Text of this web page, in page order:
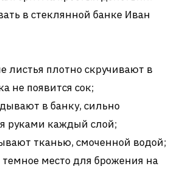
в стеклянной банке Иван
листья плотно скручивают в
не появится сок;
в банку, сильно
руками каждый слой;
тканью, смоченной водой;
место для брожения на